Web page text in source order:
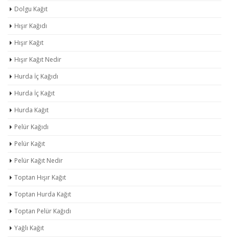
Dolgu Kağıt
Hışır Kağıdı
Hışır Kağıt
Hışır Kağıt Nedir
Hurda İç Kağıdı
Hurda İç Kağıt
Hurda Kağıt
Pelür Kağıdı
Pelür Kağıt
Pelür Kağıt Nedir
Toptan Hışır Kağıt
Toptan Hurda Kağıt
Toptan Pelür Kağıdı
Yağlı Kağıt